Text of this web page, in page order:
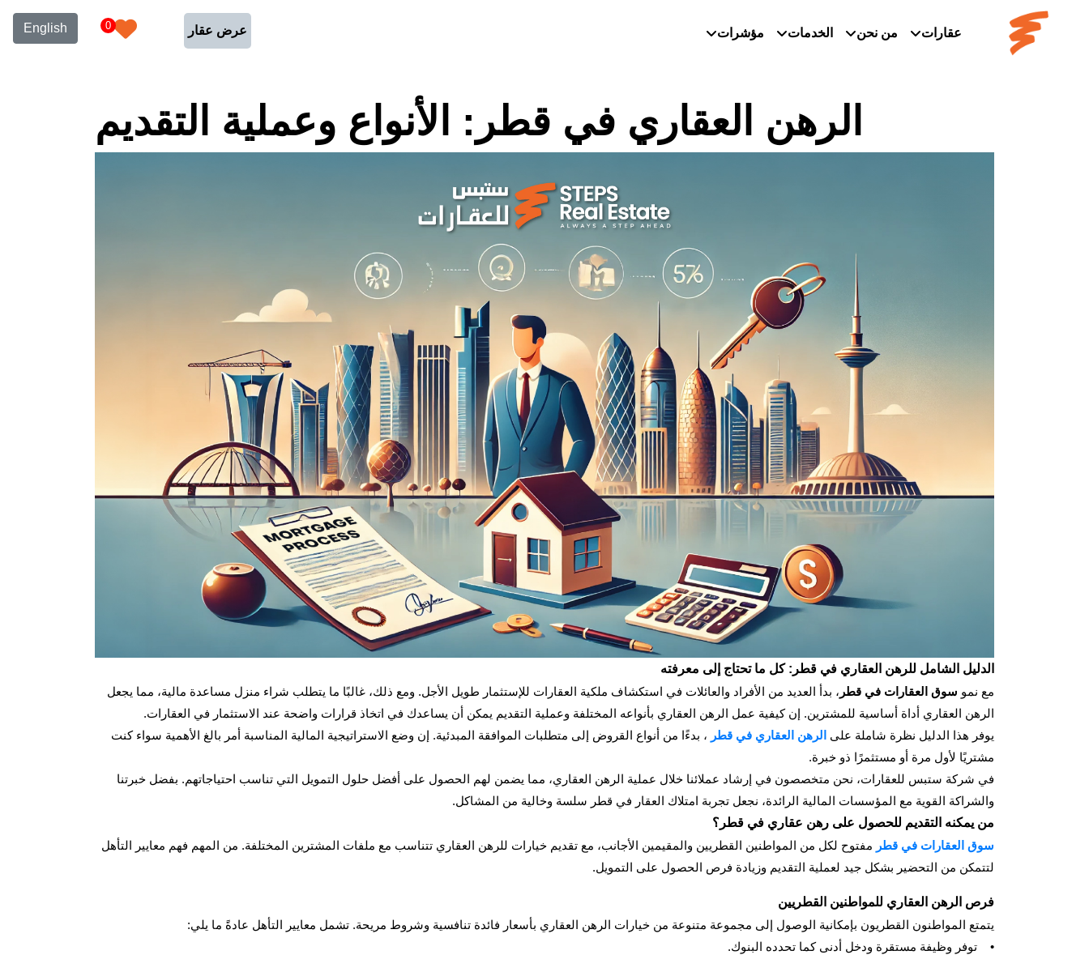
عقارات من نحن الخدمات مؤشرات عرض عقار 0
English
الرهن العقاري في قطر: الأنواع وعملية التقديم
الدليل الشامل للرهن العقاري في قطر: كل ما تحتاج إلى معرفته
مع نمو سوق العقارات في قطر ، بدأ العديد من الأفراد والعائلات في استكشاف ملكية العقارات للإستثمار طويل الأجل. ومع ذلك، غالبًا ما يتطلب شراء منزل مساعدة مالية، مما يجعل
الرهن العقاري أداة أساسية للمشترين. إن كيفية عمل الرهن العقاري بأنواعه المختلفة وعملية التقديم يمكن أن يساعدك في اتخاذ قرارات واضحة عند الاستثمار في العقارات.
يوفر هذا الدليل نظرة شاملة على الرهن العقاري في قطر ، بدءًا من أنواع القروض إلى متطلبات الموافقة المبدئية. إن وضع الاستراتيجية المالية المناسبة أمر بالغ الأهمية سواء كنت
مشتريًا لأول مرة أو مستثمرًا ذو خبرة.
في شركة ستبس للعقارات، نحن متخصصون في إرشاد عملائنا خلال عملية الرهن العقاري، مما يضمن لهم الحصول على أفضل حلول التمويل التي تناسب احتياجاتهم. بفضل خبرتنا
والشراكة القوية مع المؤسسات المالية الرائدة، نجعل تجربة امتلاك العقار في قطر سلسة وخالية من المشاكل.
من يمكنه التقديم للحصول على رهن عقاري في قطر؟
سوق العقارات في قطر مفتوح لكل من المواطنين القطريين والمقيمين الأجانب، مع تقديم خيارات للرهن العقاري تتناسب مع ملفات المشترين المختلفة. من المهم فهم معايير التأهل
لتتمكن من التحضير بشكل جيد لعملية التقديم وزيادة فرص الحصول على التمويل.
فرص الرهن العقاري للمواطنين القطريين
يتمتع المواطنون القطريون بإمكانية الوصول إلى مجموعة متنوعة من خيارات الرهن العقاري بأسعار فائدة تنافسية وشروط مريحة. تشمل معايير التأهل عادةً ما يلي:
• توفر وظيفة مستقرة ودخل أدنى كما تحدده البنوك.